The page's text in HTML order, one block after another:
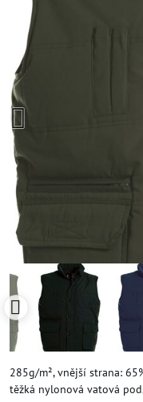
285g/m², vnější strana:
těžká nylonová vatová